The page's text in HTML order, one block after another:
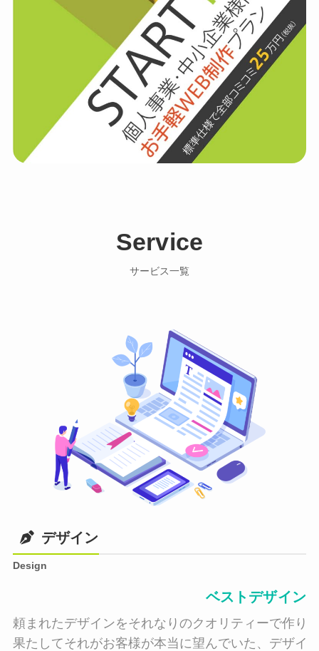
Service
サービス一覧
デザイン
Design
ベストデザイン
頼まれたデザインをそれなりのクオリティーで作り
果たしてそれがお客様が本当に望んでいた、デザイ